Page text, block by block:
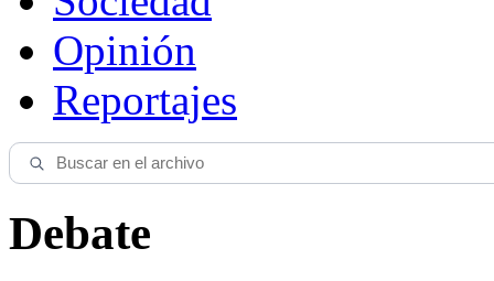
Opinión
Reportajes
Debate